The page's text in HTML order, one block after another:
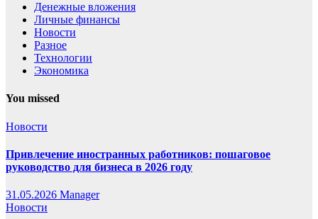
Денежные вложения
Личные финансы
Новости
Разное
Технологии
Экономика
You missed
Новости
Привлечение иностранных работников: пошаговое
руководство для бизнеса в 2026 году
31.05.2026 Manager
Новости